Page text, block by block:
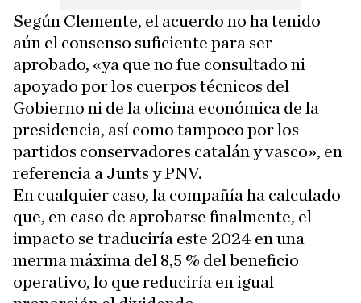
Según Clemente, el acuerdo no ha tenido
aún el consenso suficiente para ser
aprobado, «ya que no fue consultado ni
apoyado por los cuerpos técnicos del
Gobierno ni de la oficina económica de la
presidencia, así como tampoco por los
partidos conservadores catalán y vasco», en
referencia a Junts y PNV.
En cualquier caso, la compañía ha calculado
que, en caso de aprobarse finalmente, el
impacto se traduciría este 2024 en una
merma máxima del 8,5 % del beneficio
operativo, lo que reduciría en igual